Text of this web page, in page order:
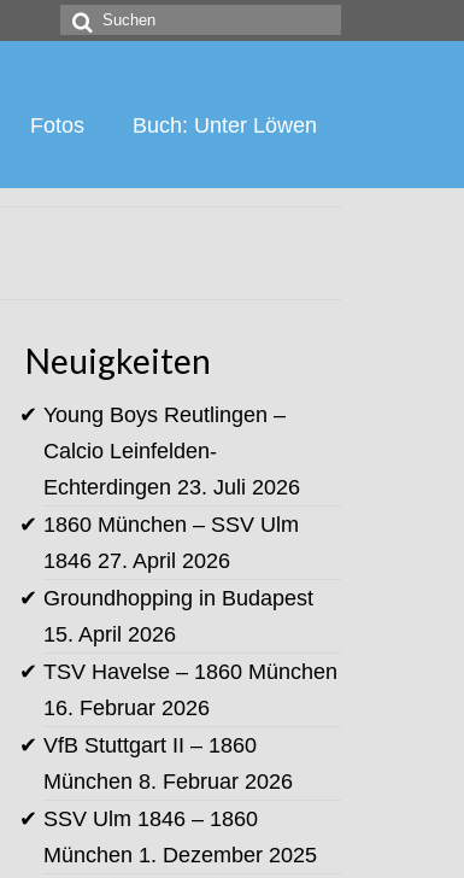
Suchen
nach:
Fotos Buch: Unter Löwen
Neuigkeiten
Young Boys Reutlingen –
Calcio Leinfelden-
Echterdingen 23. Juli 2026
1860 München – SSV Ulm
1846 27. April 2026
Groundhopping in Budapest
15. April 2026
TSV Havelse – 1860 München
16. Februar 2026
VfB Stuttgart II – 1860
München 8. Februar 2026
SSV Ulm 1846 – 1860
München 1. Dezember 2025